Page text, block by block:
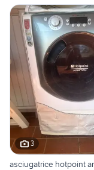
3
asciugatrice hotpoint